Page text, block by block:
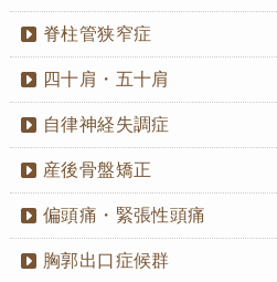
脊柱管狭窄症
四十肩・五十肩
自律神経失調症
産後骨盤矯正
偏頭痛・緊張性頭痛
胸郭出口症候群